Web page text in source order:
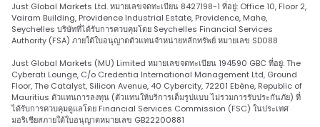
Just Global Markets Ltd. หมายเลขจดทะเบียน 8427198-1 ที่อยู่: Office 10, Floor 2,
Vairam Building, Providence Industrial Estate, Providence, Mahe,
Seychelles บริษัทที่ได้รับการควบคุมโดย Seychelles Financial Services
Authority (FSA) ภายใต้ใบอนุญาตตัวแทนจำหน่ายหลักทรัพย์ หมายเลข SD088
Just Global Markets (MU) Limited หมายเลขจดทะเบียน 194590 GBC ที่อยู่: The
Cyberati Lounge, C/o Credentia International Management Ltd, Ground
Floor, The Catalyst, Silicon Avenue, 40 Cybercity, 72201 Ebène, Republic of
Mauritius ตัวแทนการลงทุน (ตัวแทนให้บริการเต็มรูปแบบ ไม่รวมการรับประกันภัย) ที่
ได้รับการควบคุมดูแลโดย Financial Services Commission (FSC) ในประเทศ
มอริเชียสภายใต้ใบอนุญาตหมายเลข GB22200881